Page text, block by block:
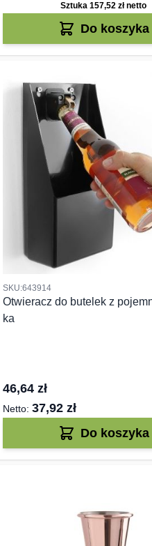
Sztuka 157,52 złnetto
Do koszyka
SKU:643914
Otwieracz do butelek z
ka
46,64 zł
37,92 zł
Do koszyka